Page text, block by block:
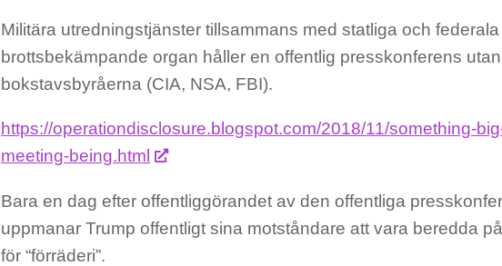
Militära utredningstjänster tillsammans med statliga och federala
brottsbekämpande organ håller en offentlig presskonferens
bokstavsbyråerna (CIA, NSA, FBI).
https://operationdisclosure.blogspot.com/2018/11/something-
meeting-being.html
Bara en dag efter offentliggörandet av den offentliga
uppmanar Trump offentligt sina motståndare att vara beredda
för “förräderi”.